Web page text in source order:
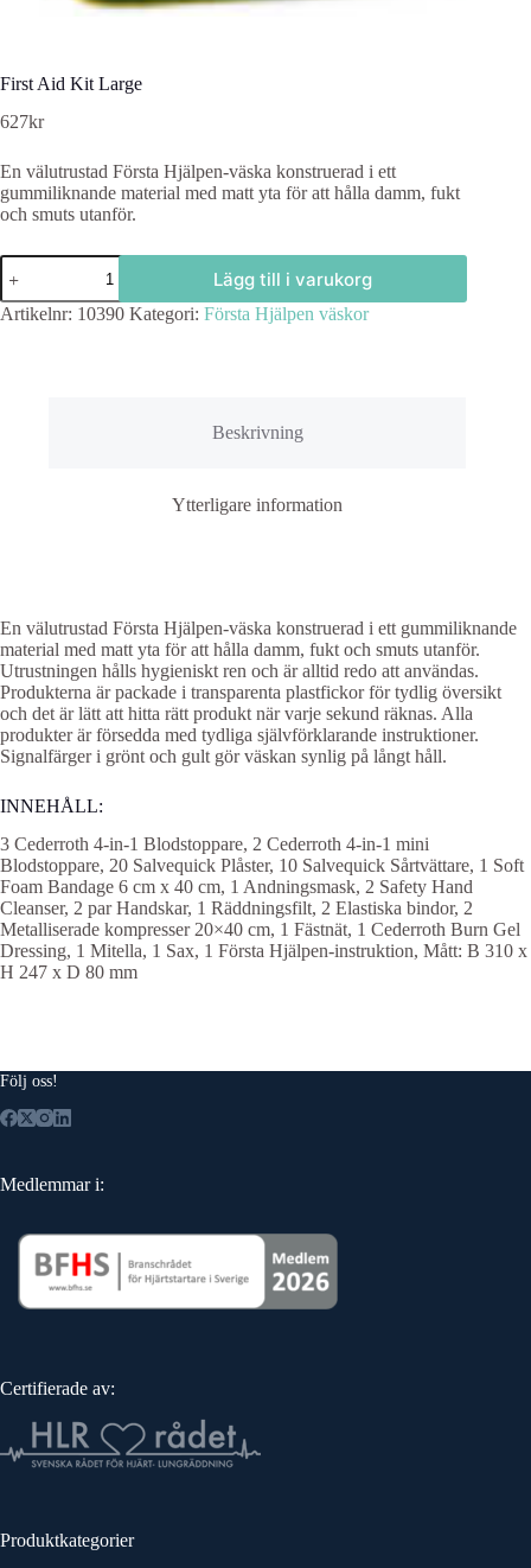
First Aid Kit Large
627kr
En välutrustad Första Hjälpen-väska konstruerad i ett
gummiliknande material med matt yta för att hålla damm, fukt
och smuts utanför.
First
Aid
Kit
Large
Lägg till i varukorg
Artikelnr: 10390 Kategori: Första Hjälpen väskor
Beskrivning
Ytterligare information
En välutrustad Första Hjälpen-väska konstruerad i ett gummiliknande
material med matt yta för att hålla damm, fukt och smuts utanför.
Utrustningen hålls hygieniskt ren och är alltid redo att användas.
Produkterna är packade i transparenta plastfickor för tydlig översikt
och det är lätt att hitta rätt produkt när varje sekund räknas. Alla
produkter är försedda med tydliga självförklarande instruktioner.
Signalfärger i grönt och gult gör väskan synlig på långt håll.
INNEHÅLL:
3 Cederroth 4-in-1 Blodstoppare, 2 Cederroth 4-in-1 mini
Blodstoppare, 20 Salvequick Plåster, 10 Salvequick Sårtvättare, 1 Soft
Foam Bandage 6 cm x 40 cm, 1 Andningsmask, 2 Safety Hand
Cleanser, 2 par Handskar, 1 Räddningsfilt, 2 Elastiska bindor, 2
Metalliserade kompresser 20×40 cm, 1 Fästnät, 1 Cederroth Burn Gel
Dressing, 1 Mitella, 1 Sax, 1 Första Hjälpen-instruktion, Mått: B 310 x
H 247 x D 80 mm
Följ oss!
Medlemmar i:
Certifierade av:
Produktkategorier